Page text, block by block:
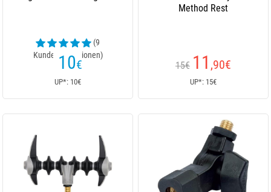
(9
Kundenrezensionen)
10€
UP*: 10€
Method Rest
15€ 11 ,90€
UP*: 15€